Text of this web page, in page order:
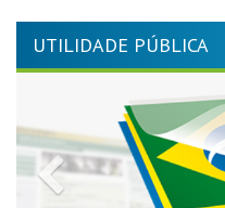
UTILIDADE PÚBLICA
Previous